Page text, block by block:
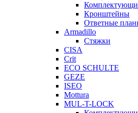
Кронштейны
Ответные
Armadillo
Стяжки
CISA
Crit
ECO SCHULTE
GEZE
ISEO
Mottura
MUL-T-LOCK